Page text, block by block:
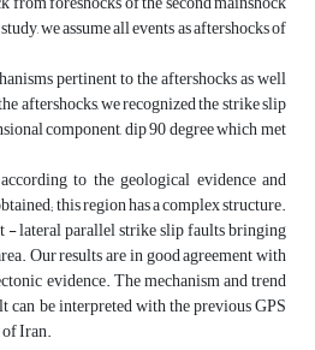
we assume all events as aftershocks of
pertinent to the aftershocks as well
aftershocks, we recognized the strike slip
component, dip 90 degree which met
to the geological evidence and
this region has a complex structure.
- lateral parallel strike slip faults bringing
Our results are in good agreement with
evidence. The mechanism and trend
be interpreted with the previous GPS
Iran.